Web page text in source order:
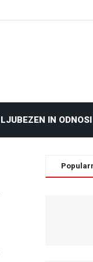
LJUBEZEN IN ODNOSI